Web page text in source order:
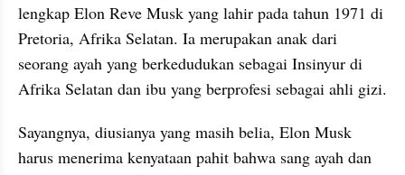
lengkap Elon Reve Musk yang lahir pada tahun 1971 di
Pretoria, Afrika Selatan. Ia merupakan anak dari
seorang ayah yang berkedudukan sebagai Insinyur di
Afrika Selatan dan ibu yang berprofesi sebagai ahli gizi.
Sayangnya, diusianya yang masih belia, Elon Musk
harus menerima kenyataan pahit bahwa sang ayah dan